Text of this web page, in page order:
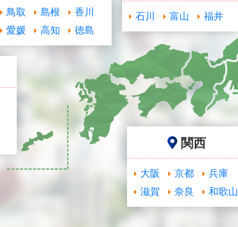
関西
大阪 京都
兵庫
滋賀
奈良 和歌山
石川 富山 福井
鳥取
島根
香川
愛媛
高知 徳島